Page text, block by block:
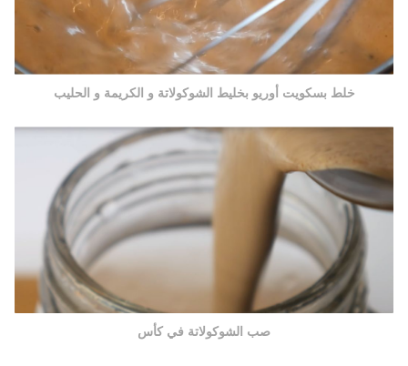
خلط بسكويت أوريو بخليط الشوكولاتة و الكريمة و الحليب
صب الشوكولاتة في كأس